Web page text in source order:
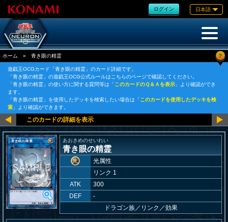
ログイン 日本語
ホーム » 青き眼の精霊 ?
遊戯王OCGカード「青き眼の精霊」のカード詳細です。
「青き眼の精霊」の遊戯王OCG公式ルールはこちらのページで確認してください。
「青き眼の精霊」の使い方に関する質問等は「このカードのＱ＆Ａを表示 」より確認ができ
ます。
「青き眼の精霊」を使用したデッキを検索したい場合は「このカードを使用したデッキを検
索 」より確認ができます。
あおきめのせいれい
青き眼の精霊
光属性
リンク 1
ATK
300
DEF
-
ドラゴン族／ リンク／効果